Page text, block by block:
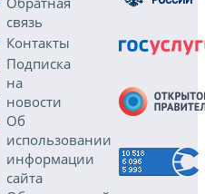
связь
Контакты
Подписка
на
новости
Об
использовании
информации
сайта